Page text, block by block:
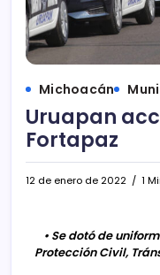
Michoacán
Uruapan
Fortapaz
12 de enero de 2022 1
• Se dotó de
Protección Civil,